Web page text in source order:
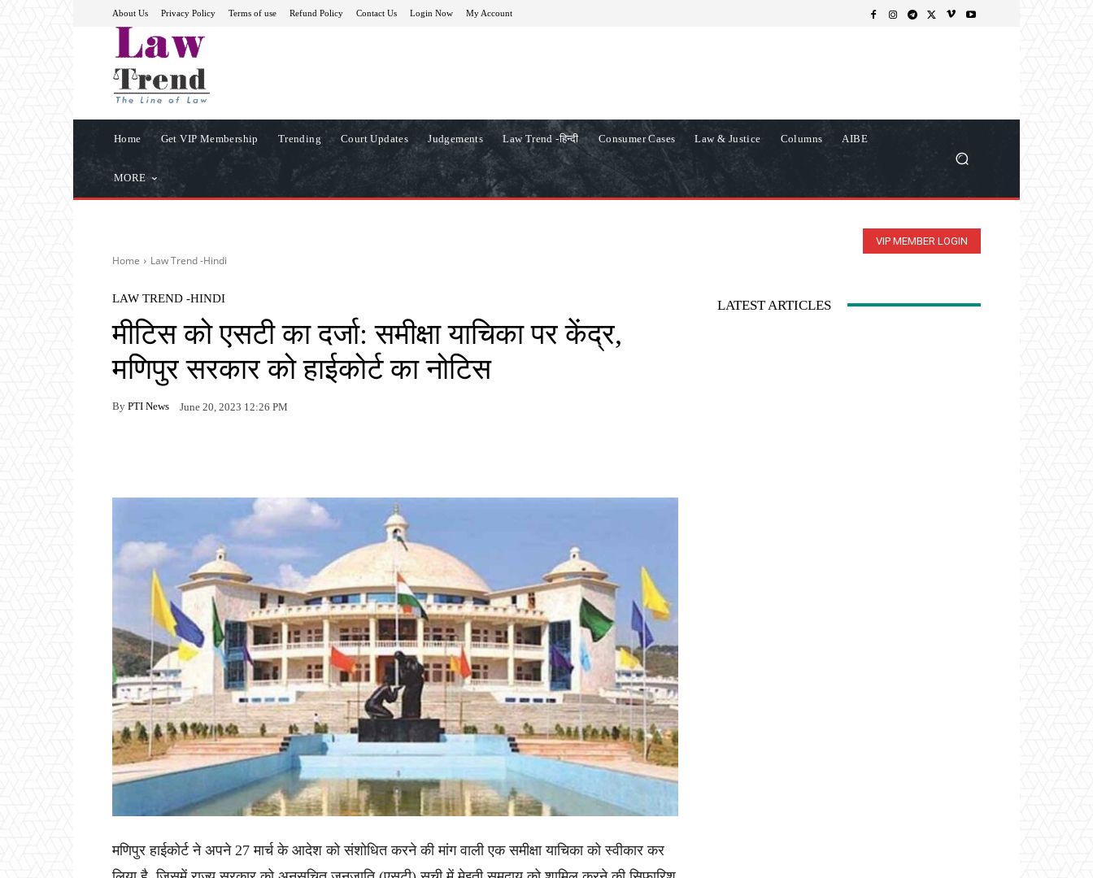
About Us Privacy Policy Terms of use Refund Policy Contact Us Login Now My Account
Home Get VIP Membership Trending Court Updates Judgements Law Trend -हिन्दी Consumer Cases Law & Justice Columns AIBE
MORE
VIP MEMBER LOGIN
Home Law Trend -Hindi
LAW TREND -HINDI
मीटिस को एसटी का दर्जा: समीक्षा याचिका पर केंद्र,
मणिपुर सरकार को हाईकोर्ट का नोटिस
By PTI News June 20, 2023 12:26 PM
मणिपुर हाईकोर्ट ने अपने 27 मार्च के आदेश को संशोधित करने की मांग वाली एक समीक्षा याचिका को स्वीकार कर
LATEST ARTICLES